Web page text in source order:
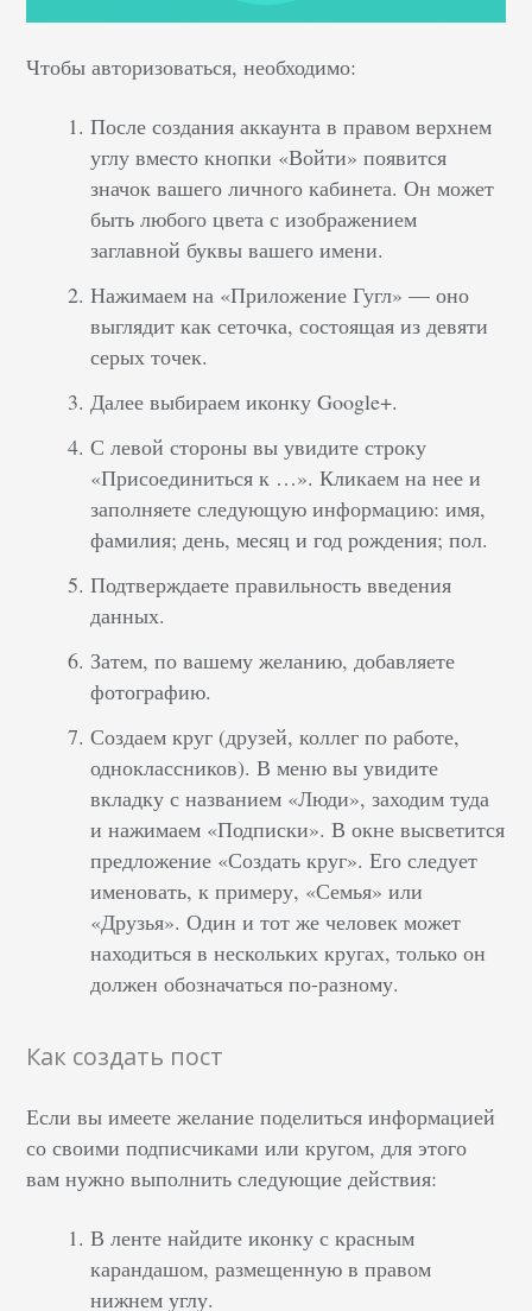
Чтобы авторизоваться, необходимо:
После создания аккаунта в правом верхнем
углу вместо кнопки «Войти» появится
значок вашего личного кабинета. Он может
быть любого цвета с изображением
заглавной буквы вашего имени.
Нажимаем на «Приложение Гугл» — оно
выглядит как сеточка, состоящая из девяти
серых точек.
Далее выбираем иконку Google+.
С левой стороны вы увидите строку
«Присоединиться к …». Кликаем на нее и
заполняете следующую информацию: имя,
фамилия; день, месяц и год рождения; пол.
Подтверждаете правильность введения
данных.
Затем, по вашему желанию, добавляете
фотографию.
Создаем круг (друзей, коллег по работе,
одноклассников). В меню вы увидите
вкладку с названием «Люди», заходим туда
и нажимаем «Подписки». В окне высветится
предложение «Создать круг». Его следует
именовать, к примеру, «Семья» или
«Друзья». Один и тот же человек может
находиться в нескольких кругах, только он
должен обозначаться по-разному.
Как создать пост
Если вы имеете желание поделиться информацией
со своими подписчиками или кругом, для этого
вам нужно выполнить следующие действия:
В ленте найдите иконку с красным
карандашом, размещенную в правом
нижнем углу.